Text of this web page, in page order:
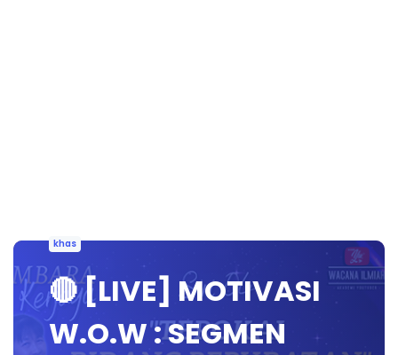
khas
🔴 [LIVE] MOTIVASI
W.O.W : SEGMEN